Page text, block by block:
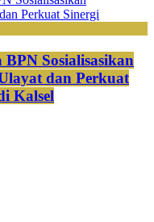
Sosialisasikan
dan Perkuat
Kalsel